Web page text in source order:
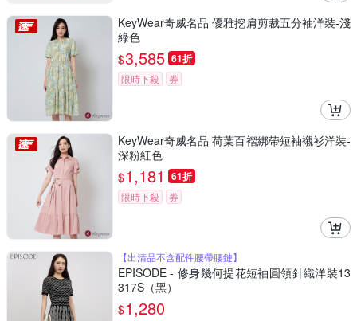
KeyWear奇威名品 優雅挖肩剪裁五分袖洋裝-淺
綠色
$3,585 61折
限時下殺 券
KeyWear奇威名品 荷葉百褶綁帶短袖襯衫洋裝-
深粉紅色
$1,181 61折
限時下殺 券
【出清品不含配件腰帶腰鏈】
EPISODE - 修身幾何提花短袖圓領針織洋裝13
317S（黑）
$1,280